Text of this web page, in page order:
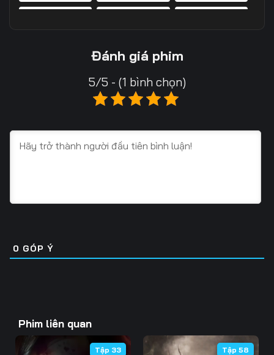
20
25 26
31 32 33
37 38 39
47 48
Đánh giá phim
5/5 - (1 bình chọn)
0 GÓP Ý
Phim liên quan
Tập 33 Tập 58